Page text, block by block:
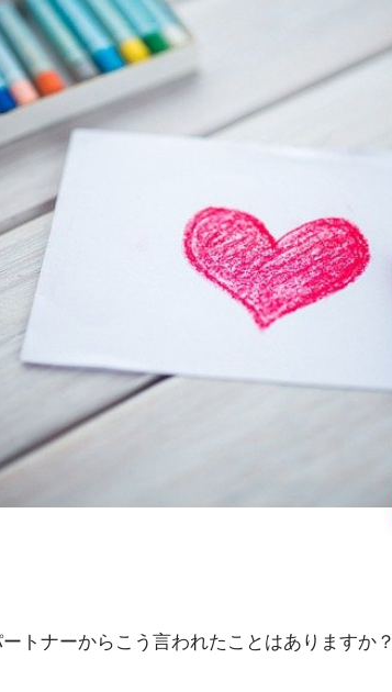
トナーからこう言われたことはありますか？